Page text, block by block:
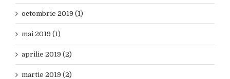
octombrie 2019 (1)
mai 2019 (1)
aprilie 2019 (2)
martie 2019 (2)